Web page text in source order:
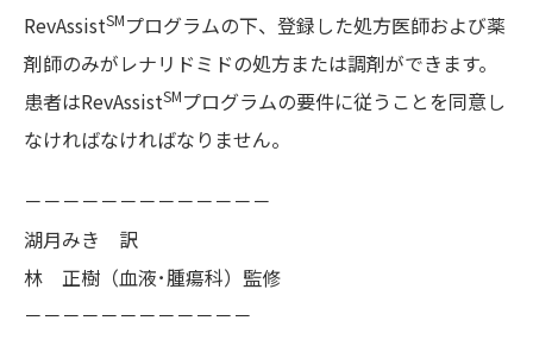
RevAssistSMプログラムの下、登録した処方医師および薬
剤師のみがレナリドミドの処方または調剤ができます。
患者はRevAssistSMプログラムの要件に従うことを同意し
なければなければなりません。
－－－－－－－－－－－－－
湖月みき 訳
林 正樹（血液･腫瘍科）監修
－－－－－－－－－－－－